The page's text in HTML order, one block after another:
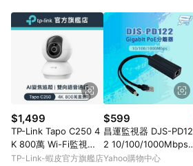
$1,499
TP-Link Tapo C250 4
K 800萬 Wi-Fi監視器
可旋轉攝影機 AI家庭防
TP-Link-蝦皮官方旗艦店
$599
昌運監視器 DJS-PD12
2 10/100/1000Mbps
DC12V/2A Gigabit Po
Yahoo購物中心